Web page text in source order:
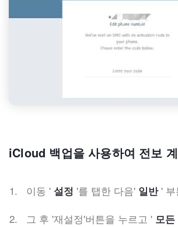
iCloud 백업을 사용하여 전보
이동 ' 설정 '를 탭한 다음' 일반' 부
그 후 '재설정'버튼을 누르고 ' 모